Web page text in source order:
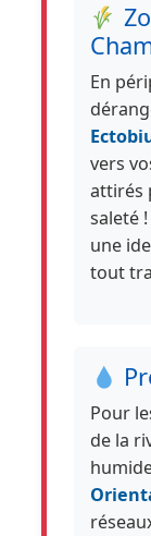
En
vers
attirés
saleté
une
tout
Pour
de la